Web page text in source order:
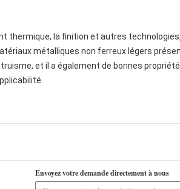
thermique, la finition et autres
métalliques non ferreux légers
et il a également de bonnes
Envoyez votre demande directement à nous